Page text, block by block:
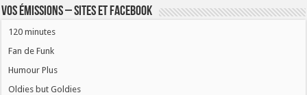
Vos émissions – Sites et Facebook
120 minutes
Fan de Funk
Humour Plus
Oldies but Goldies